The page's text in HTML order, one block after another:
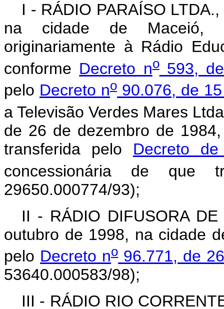
I - RÁDIO PARAÍSO
na cidade de Maceió,
originariamente à Rádio
conforme Decreto no593,
pelo Decreto no 90.076, de
a Televisão Verdes Mares
de 26 de dezembro de
transferida pelo Decreto
concessionária de que
29650.000774/93);
II - RÁDIO DIFUSORA
outubro de 1998, na cidade
pelo Decreto no96.771, de
53640.000583/98);
III - RÁDIO RIO